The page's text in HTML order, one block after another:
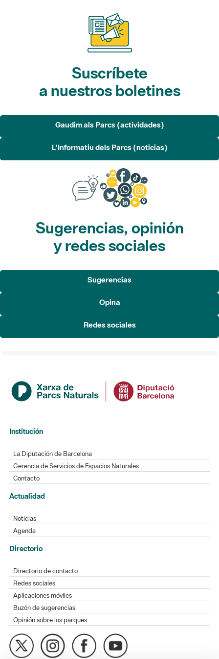
Suscríbete
a nuestros boletines
Gaudim als Parcs (actividades)
L'Informatiu dels Parcs (noticias)
Sugerencias, opinión
y redes sociales
Sugerencias
Opina
Redes sociales
Institución
La Diputación de Barcelona
Gerencia de Servicios de Espacios Naturales
Contacto
Actualidad
Noticias
Agenda
Directorio
Directorio de contacto
Redes sociales
Aplicaciones móviles
Buzón de sugerencias
Opinión sobre los parques